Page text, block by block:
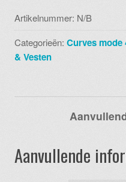
aantal
Artikelnummer: N/B
Categorieën:Curves mode
& Vesten
Aanvullende